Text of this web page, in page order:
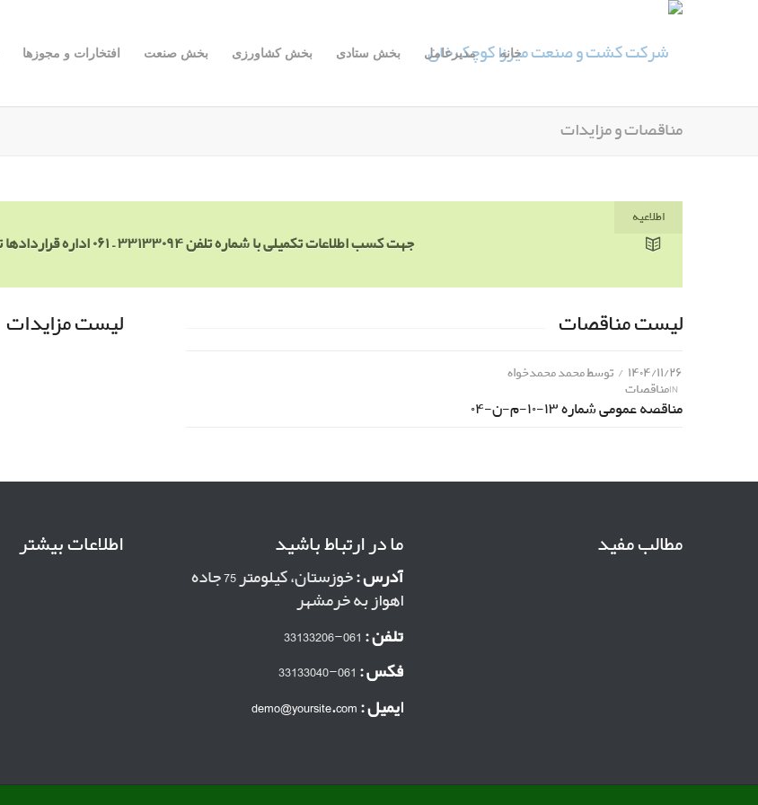
خانه مدیرعامل بخش ستادی بخش کشاورزی بخش صنعت افتخارات و مجوزها
مناقصات و مزایدات
اطلاعیه
جهت کسب اطلاعات تکمیلی با شماره تلفن ۳۳۱۳۳۰۹۴ – ۰۶۱ اداره قراردادها تماس حاصل فرمایید .
لیست مناقصات
۱۴۰۴/۱۱/۲۶ / توسطمحمد محمدخواه
INمناقصات
مناقصه عمومی شماره ۱۳-۱۰-م-ن-۰۴
لیست مزایدات
مطالب مفید ما در ارتباط باشید
آدرس :
خوزستان، کیلومتر 75 جاده
اهواز به خرمشهر
تلفن :
فکس :
ایمیل :demo@yoursite.com
اطلاعات بیشتر